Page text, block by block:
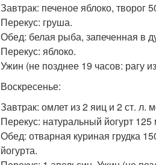
Завтрак: печеное яблоко, творог
Перекус: груша.
Обед: белая рыба, запеченная в
Перекус: яблоко.
Ужин (не позднее 19 часов: рагу
Воскресенье:
Завтрак: омлет из 2 яиц и 2 ст. л.
Перекус: натуральный йогурт 125
Обед: отварная куриная грудка
йогурта.